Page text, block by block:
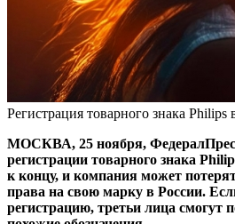
Регистрация товарного знака Philips
МОСКВА, 25 ноября,
регистрации товарного знака
к концу, и компания может
права на свою марку в России.
регистрацию, третьи лица смогут